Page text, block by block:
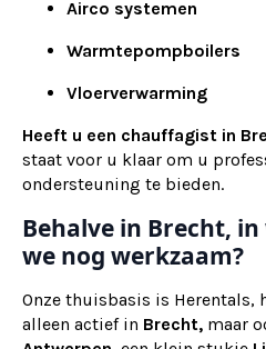
Airco systemen
Warmtepompboilers
Vloerverwarming
Heeft u een chauffagist in
staat voor u klaar om u
ondersteuning te bieden.
Behalve in Brecht, in
we nog werkzaam?
Onze thuisbasis is Herentals,
alleen actief in Brecht, maar